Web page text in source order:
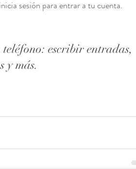
sesión para entrar a tu cuenta.
escribir entradas,
y más.